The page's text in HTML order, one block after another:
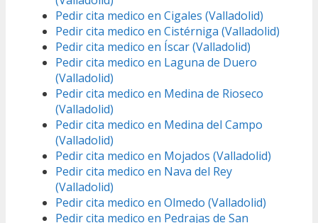
Pedir cita medico en Cigales (Valladolid)
Pedir cita medico en Cistérniga (Valladolid)
Pedir cita medico en Íscar (Valladolid)
Pedir cita medico en Laguna de Duero
(Valladolid)
Pedir cita medico en Medina de Rioseco
(Valladolid)
Pedir cita medico en Medina del Campo
(Valladolid)
Pedir cita medico en Mojados (Valladolid)
Pedir cita medico en Nava del Rey
(Valladolid)
Pedir cita medico en Olmedo (Valladolid)
Pedir cita medico en Pedrajas de San